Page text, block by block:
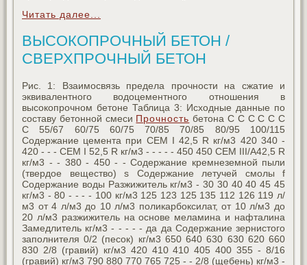
Читать далее...
ВЫСОКОПРОЧНЫЙ БЕТОН /
СВЕРХПРОЧНЫЙ БЕТОН
Рис. 1: Взаимосвязь предела прочности на сжатие и
эквивалентного водоцементного отношения в
высокопрочном бетоне Таблица 3: Исходные данные по
составу бетонной смеси Прочность бетона C C C C C C
C 55/67 60/75 60/75 70/85 70/85 80/95 100/115
Содержание цемента при CEM I 42,5 R кг/м3 420 340 -
420 - - - CEM I 52,5 R кг/м3 - - - - - 450 450 CEM III/A42,5 R
кг/м3 - - 380 - 450 - - Содержание кремнеземной пыли
(твердое вещество) s Содержание летучей смолы f
Содержание воды Разжижитель кг/м3 - 30 30 40 40 45 45
кг/м3 - 80 - - - - 100 кг/м3 125 123 125 135 112 126 119 л/
м3 от 4 л/м3 до 10 л/м3 поликарбоксилат, от 10 л/м3 до
20 л/м3 разжижитель на основе меламина и нафталина
Замедлитель кг/м3 - - - - - да да Содержание зернистого
заполнителя 0/2 (песок) кг/м3 650 640 630 630 620 660
830 2/8 (гравий) кг/м3 420 410 410 405 400 355 - 8/16
(гравий) кг/м3 790 880 770 765 725 - - 2/8 (щебень) кг/м3 -